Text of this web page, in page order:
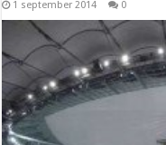
1 september 2014 0